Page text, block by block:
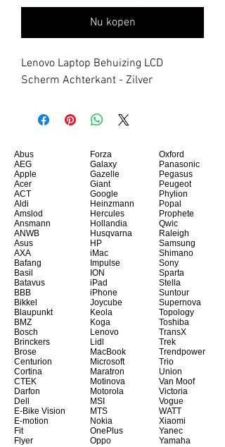
Nu kopen
Lenovo Laptop Behuizing LCD
Scherm Achterkant - Zilver
Abus
AEG
Apple
Acer
ACT
Aldi
Amslod
Ansmann
ANWB
Asus
AXA
Bafang
Basil
Batavus
BBB
Bikkel
Blaupunkt
BMZ
Bosch
Brinckers
Brose
Centurion
Cortina
CTEK
Darfon
Dell
E-Bike Vision
E-motion
Fit
Flyer
Forza
Galaxy
Gazelle
Giant
Google
Heinzmann
Hercules
Hollandia
Husqvarna
HP
iMac
Impulse
ION
iPad
iPhone
Joycube
Keola
Koga
Lenovo
Lidl
MacBook
Microsoft
Maratron
Motinova
Motorola
MSI
MTS
Nokia
OnePlus
Oppo
Oxford
Panasonic
Pegasus
Peugeot
Phylion
Popal
Prophete
Qwic
Raleigh
Samsung
Shimano
Sony
Sparta
Stella
Suntour
Supernova
Topology
Toshiba
TransX
Trek
Trendpower
Trio
Union
Van Moof
Victoria
Vogue
WATT
Xiaomi
Yanec
Yamaha